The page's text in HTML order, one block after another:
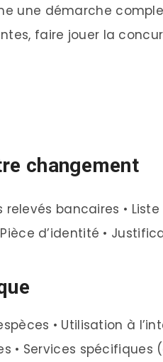
une démarche
faire jouer la
changement
bancaires •
d’identité •
• Utilisation à
• Services spécifiques